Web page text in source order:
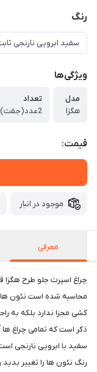
رنگ
سفید ابرویی نارنجی
ویژگی‌ها
مدل
هگزا
تعداد
2عدد(جفت)
قیمت:
موجود در انبار
معرفی
چراغ اسپرت جلو طرح هگزا
محاسبه شده است نئون
کشی مجزا ندارد بلکه به
ذکر است که تمامی چراغ
سفید با ابرویی نارنجی
رنگ نئون ها را تغییر